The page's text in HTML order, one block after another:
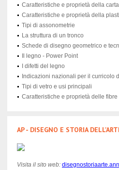
Caratteristiche e proprietà della carta
Caratteristiche e proprietà della
Tipi di assonometrie
La struttura di un tronco
Schede di disegno geometrico e
Il legno - Power Point
I difetti del legno
Indicazioni nazionali per il curricolo
Tipi di vetro e usi principali
Caratteristiche e proprietà delle fibre
AP - DISEGNO E STORIA
Visita il sito web: